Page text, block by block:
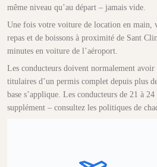
même niveau qu’au départ – jamais vide.
Une fois votre voiture de location en main,
repas et de boissons à proximité de Sant
minutes en voiture de l’aéroport.
Les conducteurs doivent normalement avoir
titulaires d’un permis complet depuis plus
base s’applique. Les conducteurs de 21 à
supplément – consultez les politiques de